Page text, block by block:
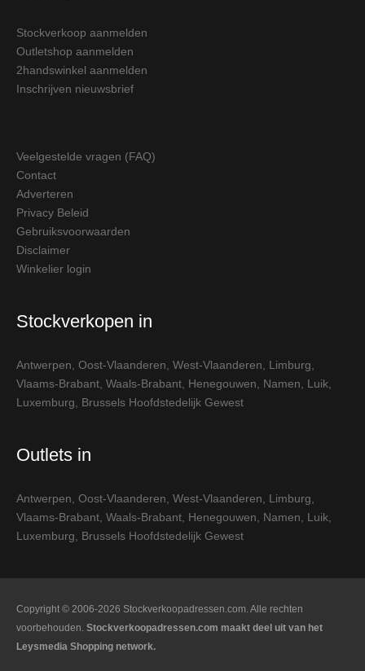
Stockverkoop aanmelden
Outletshop aanmelden
2handswinkel aanmelden
Inschrijven nieuwsbrief
Veelgestelde vragen (FAQ)
Contact
Adverteren
Privacy Beleid
Gebruiksvoorwaarden
Disclaimer
Winkelier login
Stockverkopen in
Antwerpen Oost-Vlaanderen West-Vlaanderen Limburg
Vlaams-Brabant Waals-Brabant Henegouwen Namen Luik
Luxemburg
Brussels Hoofdstedelijk Gewest
Outlets in
Antwerpen Oost-Vlaanderen West-Vlaanderen Limburg
Vlaams-Brabant Waals-Brabant Henegouwen Namen Luik
Luxemburg
Brussels Hoofdstedelijk Gewest
Copyright © 2006-2026 Stockverkoopadressen.com. Alle rechten
voorbehouden. Stockverkoopadressen.com maakt deel uit van het
Leysmedia Shopping network.